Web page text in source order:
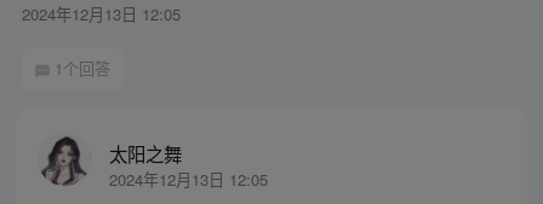
2024年12月13日 12:05
1个回答
太阳之舞
2024年12月13日 12:05